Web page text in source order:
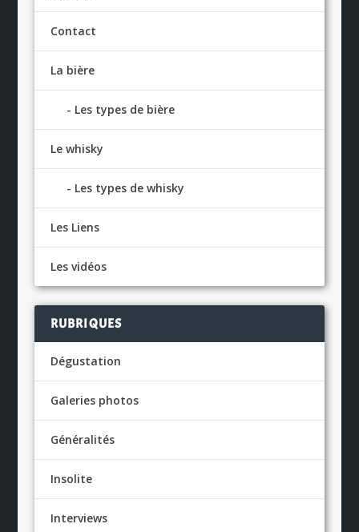
Contact
La bière
Les types de bière
Le whisky
Les types de whisky
Les Liens
Les vidéos
RUBRIQUES
Dégustation
Galeries photos
Généralités
Insolite
Interviews